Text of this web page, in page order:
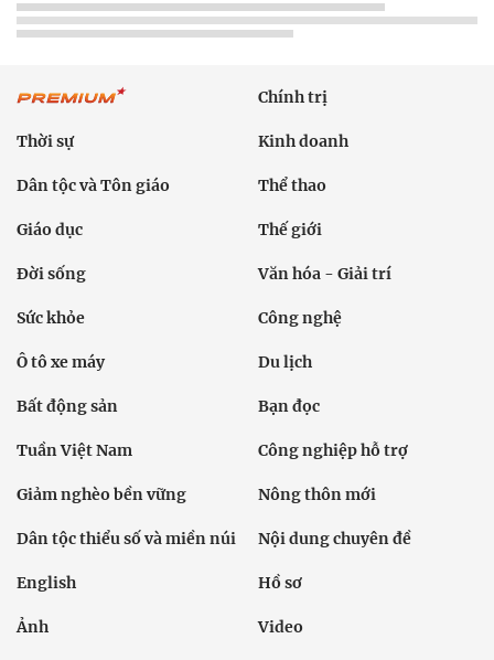
Chính trị
Thời sự Kinh doanh
Dân tộc và Tôn giáo Thể thao
Giáo dục Thế giới
Đời sống Văn hóa - Giải trí
Sức khỏe Công nghệ
Ô tô xe máy Du lịch
Bất động sản Bạn đọc
Tuần Việt Nam Công nghiệp hỗ trợ
Giảm nghèo bền vững Nông thôn mới
Dân tộc thiểu số và miền núi Nội dung chuyên đề
English Hồ sơ
Ảnh Video